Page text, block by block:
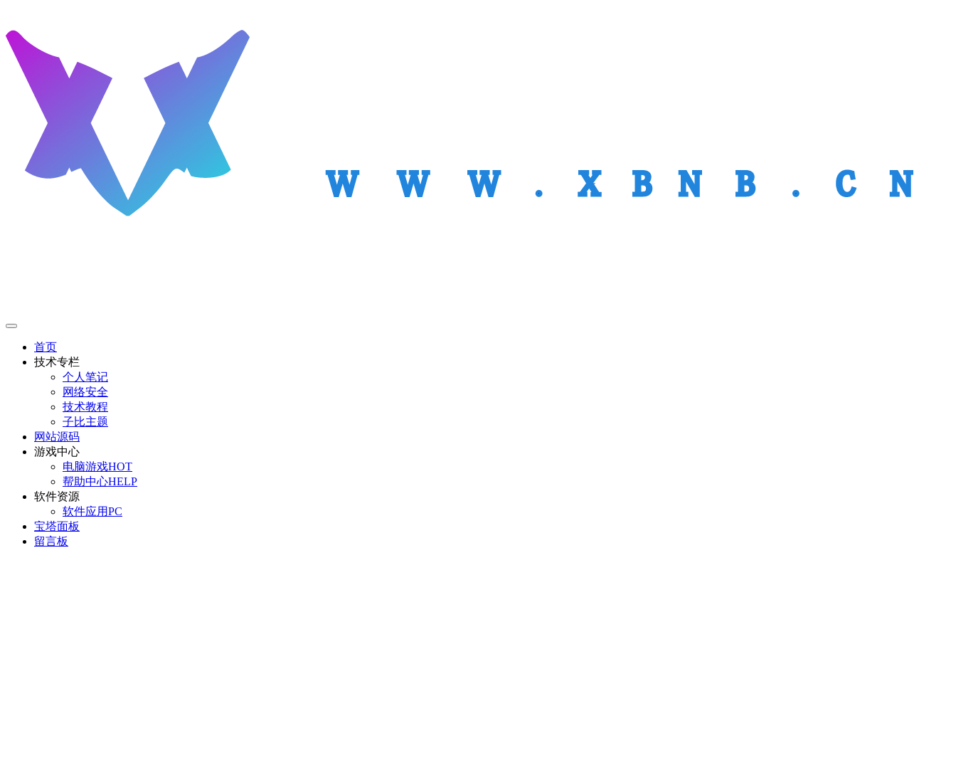
首页
技术专栏
个人笔记
网络安全
技术教程
子比主题
网站源码
游戏中心
电脑游戏HOT
帮助中心HELP
软件资源
软件应用PC
宝塔面板
留言板